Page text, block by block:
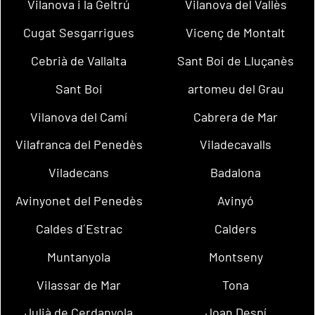
Vilanova i la Geltrú
Vilanova del Vallès
Cugat Sesgarrigues
Vicenç de Montalt
Cebrià de Vallalta
Sant Boi de Lluçanès
Sant Boi
artomeu del Grau
Vilanova del Camí
Cabrera de Mar
Vilafranca del Penedès
Viladecavalls
Viladecans
Badalona
Avinyonet del Penedès
Avinyó
Caldes d´Estrac
Calders
Muntanyola
Montseny
Vilassar de Mar
Tona